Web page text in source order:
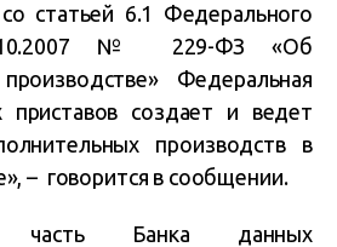
статьей 6.1 Федерального
№ 229-ФЗ «Об
Федеральная
приставов создает и ведет
производств в
– говорится в сообщении.
часть Банка данных